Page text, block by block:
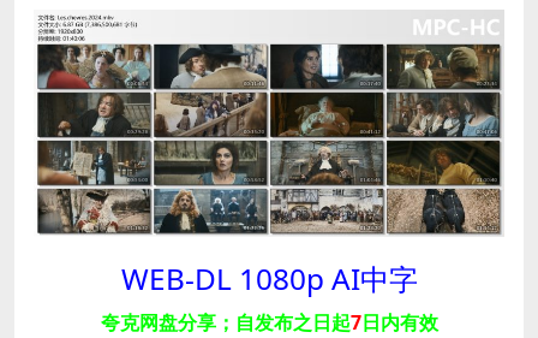
WEB-DL 1080p AI中字
夸克网盘分享；自发布之日起7日内有效